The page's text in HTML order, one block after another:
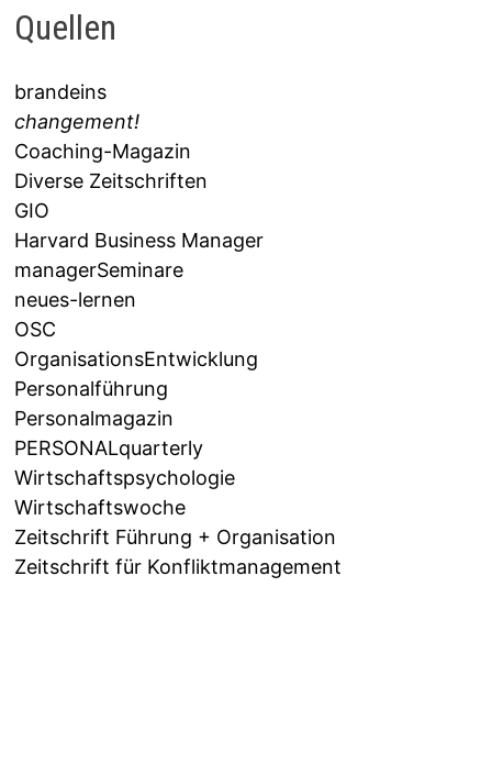
Quellen
brandeins
changement!
Coaching-Magazin
Diverse Zeitschriften
GIO
Harvard Business Manager
managerSeminare
neues-lernen
OSC
OrganisationsEntwicklung
Personalführung
Personalmagazin
PERSONALquarterly
Wirtschaftspsychologie
Wirtschaftswoche
Zeitschrift Führung + Organisation
Zeitschrift für Konfliktmanagement